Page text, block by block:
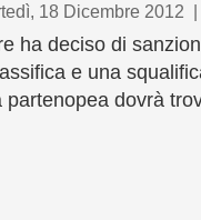
18 Dicembre 2012 |
ha deciso di
e una
dovrà